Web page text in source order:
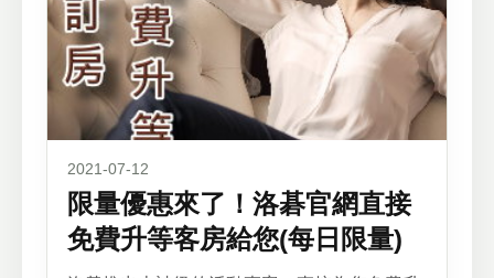
2021-07-12
限量優惠來了！洛碁官網直接
免費升等客房給您(每日限量)